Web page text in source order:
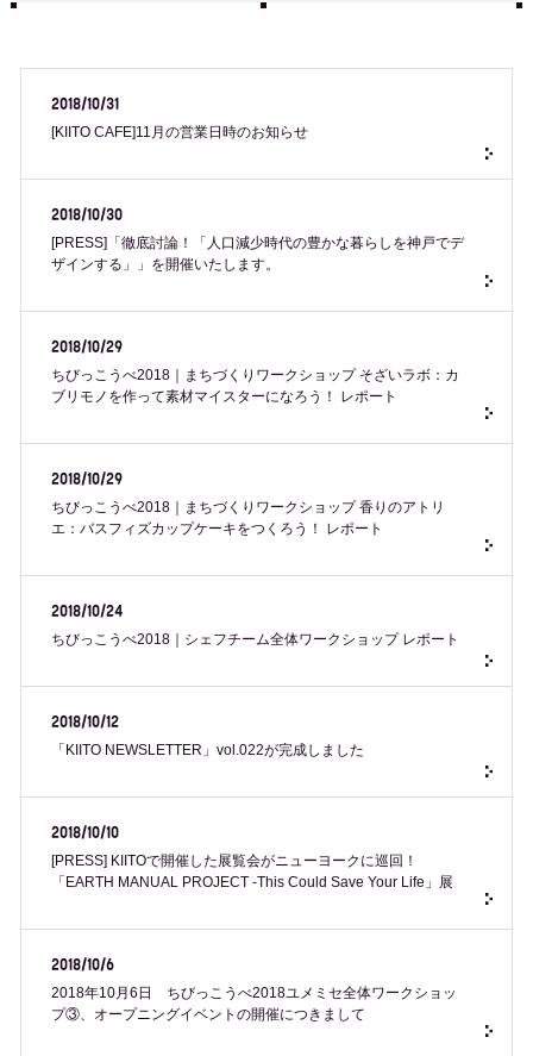
2018/10/31
[KIITO CAFE]11月の営業日時のお知らせ
2018/10/30
[PRESS]「徹底討論！「人口減少時代の豊かな暮らしを神戸でデ
ザインする」」を開催いたします。
2018/10/29
ちびっこうべ2018｜まちづくりワークショップ そざいラボ：カ
ブリモノを作って素材マイスターになろう！ レポート
2018/10/29
ちびっこうべ2018｜まちづくりワークショップ 香りのアトリ
エ：バスフィズカップケーキをつくろう！ レポート
2018/10/24
ちびっこうべ2018｜シェフチーム全体ワークショップ レポート
2018/10/12
「KIITO NEWSLETTER」vol.022が完成しました
2018/10/10
[PRESS] KIITOで開催した展覧会がニューヨークに巡回！
「EARTH MANUAL PROJECT -This Could Save Your Life」展
2018/10/6
2018年10月6日 ちびっこうべ2018ユメミセ全体ワークショッ
プ③、オープニングイベントの開催につきまして